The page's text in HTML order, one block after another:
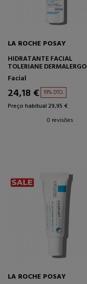
LA ROCHE POSAY
HIDRATANTE FACIAL
TOLERIANE DERMALERGO
FLUID
Facial
24,18 € 19% DTO.
Preço habitual 29,95 €
0 revisões
LA ROCHE POSAY